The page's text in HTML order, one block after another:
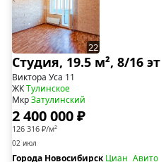
22
Студия, 19.5 м², 8/16 эт
Виктора Уса 11
ЖКТулинское
МкрЗатулинский
2 400 000 ₽
126 316 ₽/м²
02 июл
Города НовосибирскЦиан Авито